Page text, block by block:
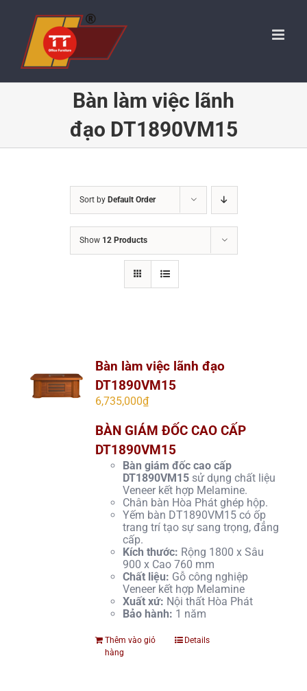
content
Bàn làm việc lãnh
đạo DT1890VM15
Sort by Default Order
Show 12 Products
Bàn làm việc lãnh đạo
DT1890VM15
6,735,000₫
BÀN GIÁM ĐỐC CAO CẤP
DT1890VM15
Bàn giám đốc cao cấp
DT1890VM15 sử dụng chất liệu
Veneer kết hợp Melamine.
Chân bàn Hòa Phát ghép hộp.
Yếm bàn DT1890VM15 có ốp
trang trí tạo sự sang trọng, đẳng
cấp.
Kích thước: Rộng 1800 x Sâu
900 x Cao 760 mm
Chất liệu: Gỗ công nghiệp
Veneer kết hợp Melamine
Xuất xứ: Nội thất Hòa Phát
Bảo hành: 1 năm
Thêm vào giỏ
hàng
Details